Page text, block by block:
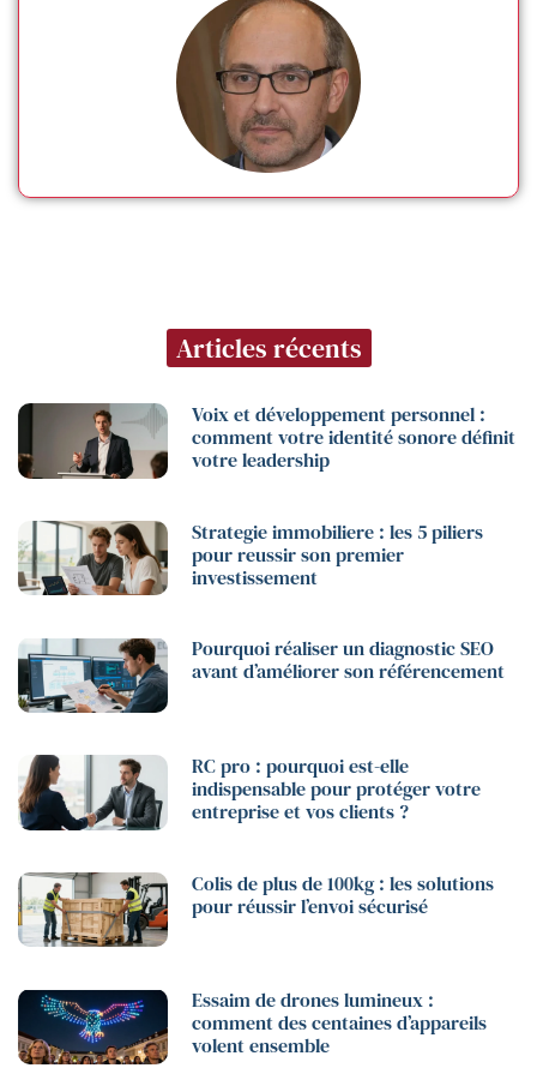
Articles récents
Voix et développement personnel :
comment votre identité sonore définit
votre leadership
Strategie immobiliere : les 5 piliers
pour reussir son premier
investissement
Pourquoi réaliser un diagnostic SEO
avant d’améliorer son référencement
RC pro : pourquoi est-elle
indispensable pour protéger votre
entreprise et vos clients ?
Colis de plus de 100kg : les solutions
pour réussir l’envoi sécurisé
Essaim de drones lumineux :
comment des centaines d’appareils
volent ensemble